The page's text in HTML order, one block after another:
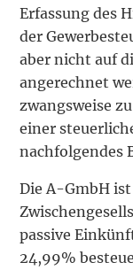
Erfassung des
der
aber nicht auf
angerechnet
zwangsweise
einer
nachfolgendes
Die A-GmbH
passive
24,99%